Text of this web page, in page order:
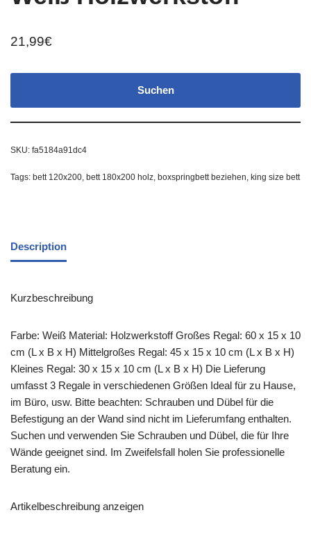
21,99€
Suchen
SKU: fa5184a91dc4
Tags: bett 120x200, bett 180x200 holz, boxspringbett beziehen, king size bett
Description
Kurzbeschreibung
Farbe: Weiß Material: Holzwerkstoff Großes Regal: 60 x 15 x 10
cm (L x B x H) Mittelgroßes Regal: 45 x 15 x 10 cm (L x B x H)
Kleines Regal: 30 x 15 x 10 cm (L x B x H) Die Lieferung
umfasst 3 Regale in verschiedenen Größen Ideal für zu Hause,
im Büro, usw. Bitte beachten: Schrauben und Dübel für die
Befestigung an der Wand sind nicht im Lieferumfang enthalten.
Suchen und verwenden Sie Schrauben und Dübel, die für Ihre
Wände geeignet sind. Im Zweifelsfall holen Sie professionelle
Beratung ein.
Artikelbeschreibung anzeigen